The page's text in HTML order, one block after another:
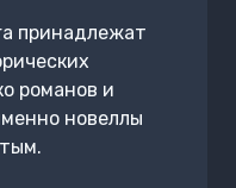
принадлежат
романов и
новеллы